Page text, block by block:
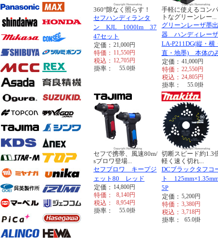
360°隙なく照らす！
セフハンディランタ
ン KJL 1000lm 37
47セット
定価： 21,000円
特価： 11,550円
税込： 12,705円
掛率： 55.0掛
手軽に使えるコン
トなグリーンレー...
グリーンレーザ墨出
器 ハンディレ
LA-P211DG(縦・横
直・地墨) 本体の
定価： 41,000円
特価： 22,550円
税込： 24,805円
掛率： 55.0掛
セフで携帯、風速80m/
sブロワ登場...
セフブロワ キープジ
ェット80 レッド
定価： 14,800円
特価： 8,140円
税込： 8,954円
掛率： 55.0掛
切断スピード約1.3
軽く速く切れ...
DCブラックタフコ
ト
5P
定価： 5,200円
特価： 3,380円
税込： 3,718円
掛率： 65.0掛